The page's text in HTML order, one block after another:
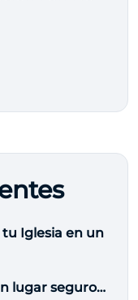
tu Iglesia en un
lugar seguro…